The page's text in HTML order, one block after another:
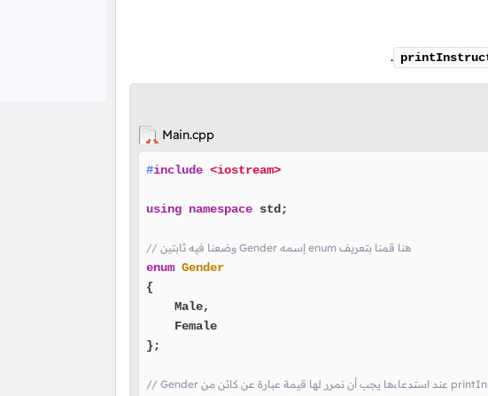
.
Main.cpp
#include <iostream>
using namespace std;
// وضعنا فيه ثابتين Gender إسمه enum هنا قمنا بتعريف
enum Gender
{
    Male,
    Female
};